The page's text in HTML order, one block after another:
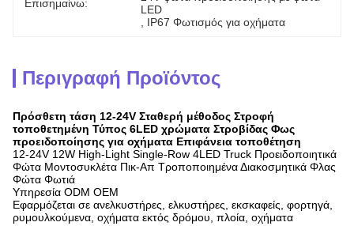
Επισημαίνω:
LED
IP67 Φωτισμός για οχήματα
Περιγραφή Προϊόντος
Πρόσθετη τάση 12-24V Σταθερή μέθοδος Στροφή
τοποθετημένη Τύπος 6LED χρώματα Στροβίδας Φως
προειδοποίησης για οχήματα Επιφάνεια τοποθέτηση
12-24V 12W High-Light Single-Row 4LED Truck Προειδοποιητικά
Φώτα Μοντοσυκλέτα Πικ-Απ Τροποποιημένα Διακοσμητικά Φλας
Φώτα Φωτιά
Υπηρεσία ODM OEM
Εφαρμόζεται σε ανελκυστήρες, ελκυστήρες, εκσκαφείς, φορτηγά,
ρυμουλκούμενα, οχήματα εκτός δρόμου, πλοία, οχήματα